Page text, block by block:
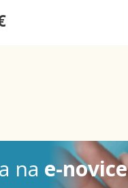
na e-novice